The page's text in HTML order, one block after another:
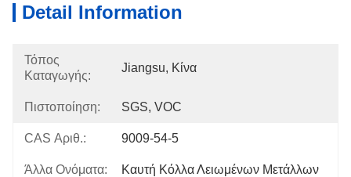
Detail Information
Τόπος
Καταγωγής:
Jiangsu, Κίνα
Πιστοποίηση: SGS, VOC
CAS Αριθ.: 9009-54-5
Άλλα Ονόματα: Καυτή Κόλλα Λειωμένων Μετάλλων